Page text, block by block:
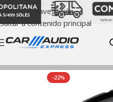
Saltar a la navegación
Saltar a contenido principal
Inicio Subwoofer
-22%